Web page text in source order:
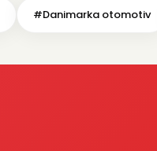
#Danimarka otomotiv